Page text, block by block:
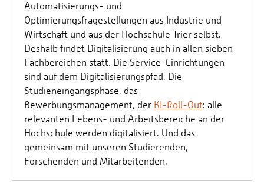
Automatisierungs- und
Optimierungsfragestellungen aus Industrie und
Wirtschaft und aus der Hochschule Trier selbst.
Deshalb findet Digitalisierung auch in allen sieben
Fachbereichen statt. Die Service-Einrichtungen
sind auf dem Digitalisierungspfad. Die
Studieneingangsphase, das
Bewerbungsmanagement, der KI-Roll-Out: alle
relevanten Lebens- und Arbeitsbereiche an der
Hochschule werden digitalisiert. Und das
gemeinsam mit unseren Studierenden,
Forschenden und Mitarbeitenden.